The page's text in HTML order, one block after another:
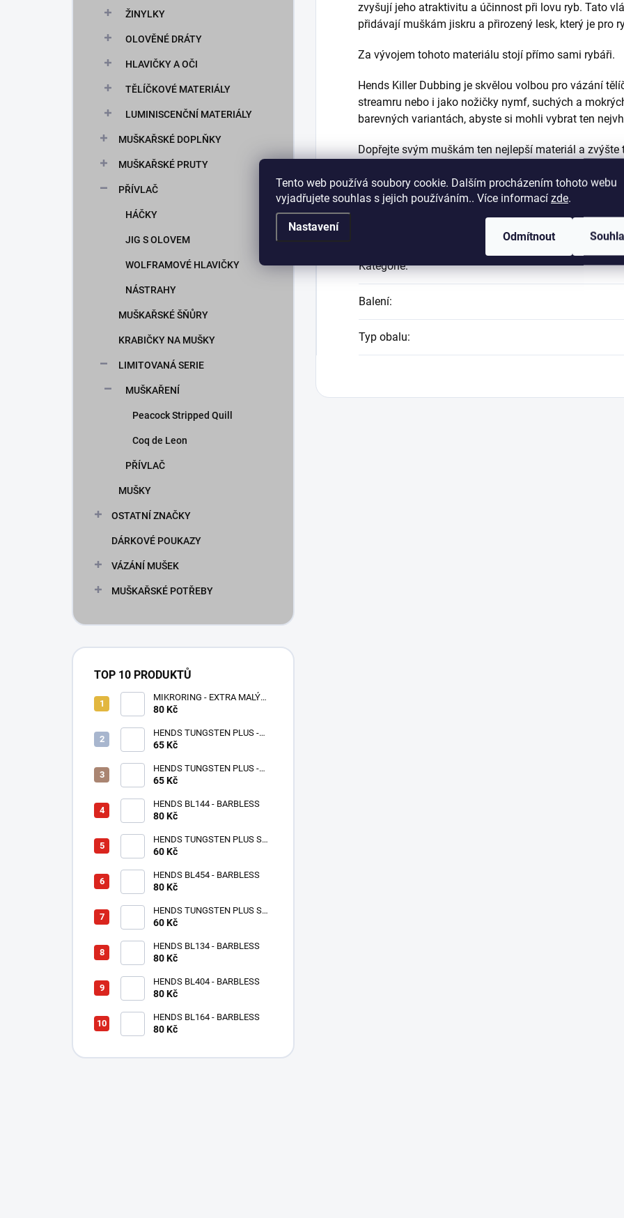
Tento web používá soubory cookie. Dalším procházením tohoto webu
vyjadřujete souhlas s jejich používáním.. Více informací zde.
Nastavení
Odmítnout
ŽINYLKY
OLOVĚNÉ DRÁTY
HLAVIČKY A OČI
TĚLÍČKOVÉ MATERIÁLY
LUMINISCENČNÍ MATERIÁLY
MUŠKAŘSKÉ DOPLŇKY
MUŠKAŘSKÉ PRUTY
PŘÍVLAČ
HÁČKY
JIG S OLOVEM
WOLFRAMOVÉ HLAVIČKY
NÁSTRAHY
MUŠKAŘSKÉ ŠŇŮRY
KRABIČKY NA MUŠKY
LIMITOVANÁ SERIE
MUŠKAŘENÍ
Peacock Stripped Quill
Coq de Leon
PŘÍVLAČ
MUŠKY
OSTATNÍ ZNAČKY
DÁRKOVÉ POUKAZY
VÁZÁNÍ MUŠEK
MUŠKAŘSKÉ POTŘEBY
TOP 10 PRODUKTŮ
MIKRORING - EXTRA MALÝ
80 Kč
HENDS TUNGSTEN PLUS -
65 Kč
HENDS TUNGSTEN PLUS -
RŮŽOVÁ ANODIZOVANÁ
65 Kč
HENDS BL144 - BARBLESS
80 Kč
HENDS TUNGSTEN PLUS S
MALOU DRÁŽKOU -
60 Kč
HENDS BL454 - BARBLESS
80 Kč
HENDS TUNGSTEN PLUS S
MALOU DRÁŽKOU - MĚDĚNÝ
60 Kč
HENDS BL134 - BARBLESS
80 Kč
HENDS BL404 - BARBLESS
80 Kč
HENDS BL164 - BARBLESS
80 Kč
zvyšují jeho atraktivitu a účinnost při lovu ryb. Tato
přidávají muškám jiskru a přirozený lesk, který je pro
Za vývojem tohoto materiálu stojí přímo sami rybáři.
Hends Killer Dubbing je skvělou volbou pro vázání
streamru nebo i jako nožičky nymf, suchých a
barevných variantách, abyste si mohli vybrat ten
Dopřejte svým muškám ten nejlepší materiál a
Doplňkové parametry
Kategorie:
Balení:
Typ obalu: